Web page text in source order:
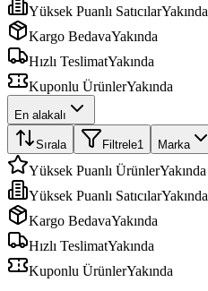
Yüksek Puanlı SatıcılarYakında
Kargo BedavaYakında
Hızlı TeslimatYakında
Kuponlu ÜrünlerYakında
En alakalı
Sırala Filtrele1 Marka
Yüksek Puanlı ÜrünlerYakında
Yüksek Puanlı SatıcılarYakında
Kargo BedavaYakında
Hızlı TeslimatYakında
Kuponlu ÜrünlerYakında